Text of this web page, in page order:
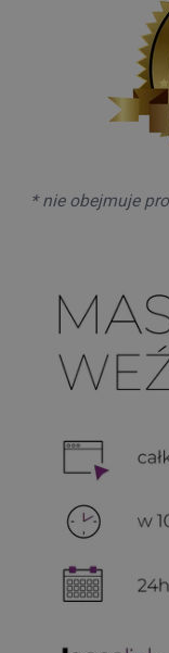
* nie obejmuje